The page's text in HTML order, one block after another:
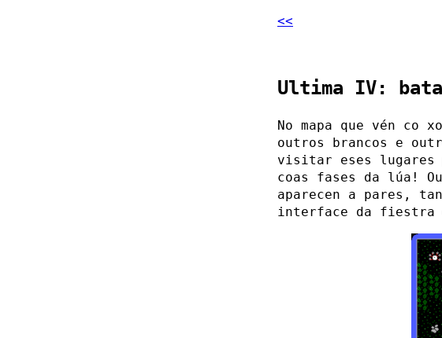
<<
Ultima IV:
No mapa que vén co
outros brancos e
visitar eses lugares
coas fases da lúa!
aparecen a pares,
interface da fiestra